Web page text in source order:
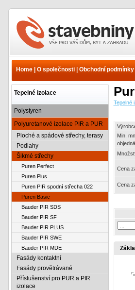
Polyuretanové izolace PIR
Puren Basic | www.e-
Home| O společnosti| Obchodní podmínky
Tepelné izolace
Polystyren
Polyuretanové izolace PIR a PUR
Ploché a spádové střechy, terasy
Podlahy
Šikmé střechy
Puren Perfect
Puren Plus
Puren PIR spodní střecha 022
Puren Basic
Bauder PIR SDS
Bauder PIR SF
Bauder PIR PLUS
Bauder PIR SWE
Bauder PIR MDE
Fasády kontaktní
Fasády provětrávané
Příslušenství pro PUR a PIR
izolace
Tepelné
Min.
Cena
Cena